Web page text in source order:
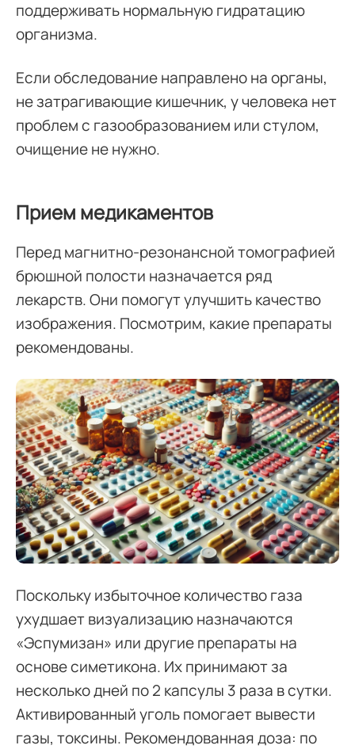
поддерживать нормальную гидратацию
организма.
Если обследование направлено на органы,
не затрагивающие кишечник, у человека нет
проблем с газообразованием или стулом,
очищение не нужно.
Прием медикаментов
Перед магнитно-резонансной томографией
брюшной полости назначается ряд
лекарств. Они помогут улучшить качество
изображения. Посмотрим, какие препараты
рекомендованы.
Поскольку избыточное количество газа
ухудшает визуализацию назначаются
«Эспумизан» или другие препараты на
основе симетикона. Их принимают за
несколько дней по 2 капсулы 3 раза в сутки.
Активированный уголь помогает вывести
газы, токсины. Рекомендованная доза: по